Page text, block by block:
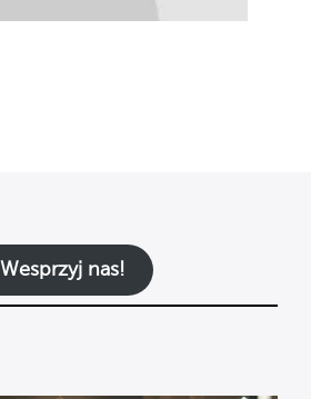
Wesprzyj nas!